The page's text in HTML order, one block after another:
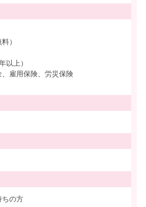
）
以上）
雇用保険、労災保険
ちの方